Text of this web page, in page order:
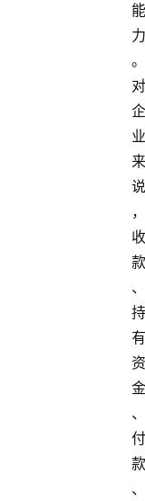
能
力
。
对
企
业
来
说
，
收
款
、
持
有
资
金
、
付
款
、